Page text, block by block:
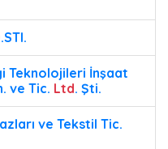
.STI.
Teknolojileri İnşaat
ve Tic. Ltd. Şti.
ve Tekstil Tic.